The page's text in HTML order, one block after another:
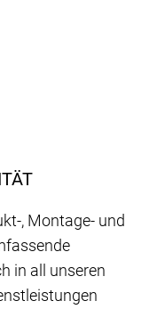
, Montage- und
in all unseren